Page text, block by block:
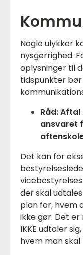
Nogle ulykker
nysgerrighed.
oplysninger til
tidspunkter
Råd:
ansvaret
Det kan for
der skal
plan for, hvem
ikke gør. Det
IKKE udtaler
hvem man skal